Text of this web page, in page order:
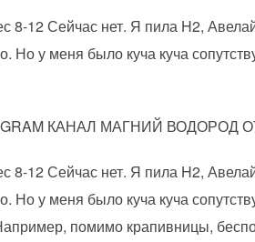
8-12 Сейчас нет. Я пила H2,
Но у меня было куча куча
КАНАЛ МАГНИЙ ВОДОРОД
8-12 Сейчас нет. Я пила H2,
Но у меня было куча куча
помимо крапивницы,